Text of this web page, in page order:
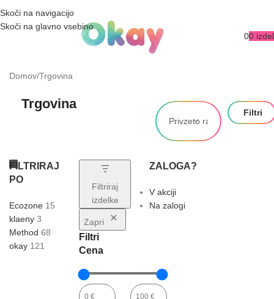
Skoči na navigacijo
Skoči na glavno vsebino
NOVA SPLETNA STRAN JE TU!
00
Domov Trgovina
Trgovina
Filtri
FILTRIRAJ
PO
Ecozone 15
klaeny 3
Method 68
okay 121
Filtriraj
izdelke
Zapri
Filtri
Cena
ZALOGA?
V akciji
Na zalogi